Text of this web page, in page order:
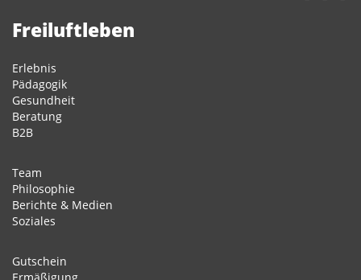
Freiluftleben
Erlebnis
Pädagogik
Gesundheit
Beratung
B2B
Team
Philosophie
Berichte & Medien
Soziales
Gutschein